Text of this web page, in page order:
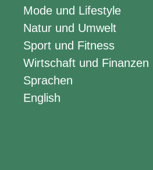
Mode und Lifestyle
Natur und Umwelt
Sport und Fitness
Wirtschaft und Finanzen
Sprachen
English